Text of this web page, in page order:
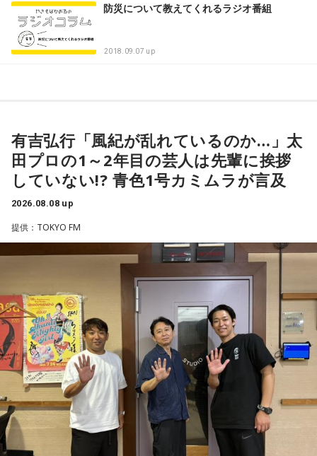
防災について教えてくれるラジオ番組
2018.09.07 up
有吉弘行「風紀が乱れているのか…」太
田プロの1～2年目の芸人は先輩に挨拶
していない!? 青色1号カミムラが言及
2026.08.08 up
提供：TOKYO FM